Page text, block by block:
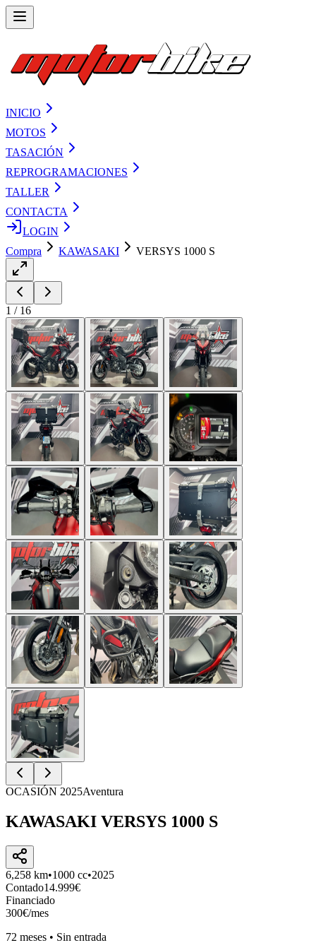
INICIO
MOTOS
TASACIÓN
REPROGRAMACIONES
TALLER
CONTACTA
LOGIN
Compra
KAWASAKI VERSYS 1000 S
1 / 16
OCASIÓN 2025Aventura
KAWASAKI VERSYS 1000 S
6,258 km•1000 cc•2025
Contado14.999€
Financiado
300€/mes
72 meses • Sin entrada